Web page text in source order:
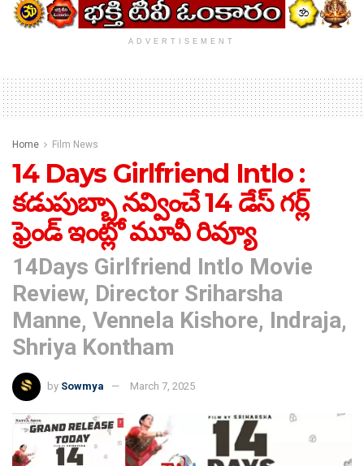
ADVERTISEMENT
Home Film News
14 Days Girlfriend Intlo :
కడుపుబ్బా నవ్వించే 14 డేస్ గర్ల్
ఫ్రెండ్ ఇంట్లో మూవీ రివ్యూ
14Days Girlfriend Intlo Movie
Review, Director Sriharsha
Manne, Vennela Kishore, Indraja,
Shriya Kontham
by Sowmya March 7, 2025